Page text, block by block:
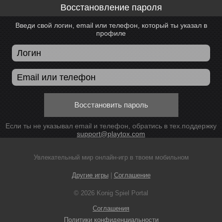
Восстановление пароля
Введи свой логин, email или телефон, который ты указал в
профиле
Восстановить пароль
Если ты не указывал email и телефон, обратись в тех.поддержку
support@playtox.com
Увлекательный мир онлайн-игр в твоем мобильном
Другие игры| Соглашение
© 2026 Konig Spiel Portal
Соглашения
Политики конфиденциальности